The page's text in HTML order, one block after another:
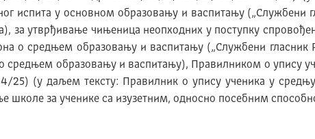
испита у основном образовању и васпитању („Службени
за утврђивање чињеница неопходних у поступку
о средњем образовању и васпитању („Службени гласник
средњем образовању и васпитању), Правилником о упису
(у даљем тексту: Правилник о упису ученика у
школе за ученике са изузетним, односно посебним